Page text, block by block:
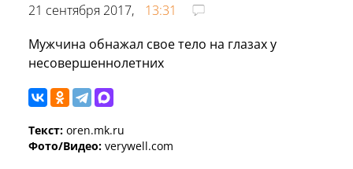
21 сентября 2017,
13:31
Мужчина обнажал свое тело на глазах у
несовершеннолетних
Текст: oren.mk.ru
Фото/Видео: verywell.com